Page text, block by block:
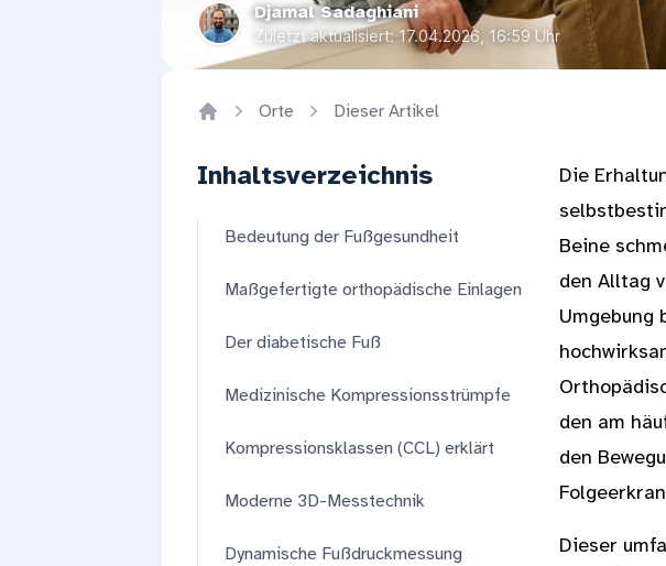
Djamal Sadaghiani
Zuletzt aktualisiert: 17.04.2026, 16:59 Uhr
Orte Dieser Artikel
Inhaltsverzeichnis
Bedeutung der Fußgesundheit
Maßgefertigte orthopädische Einlagen
Der diabetische Fuß
Medizinische Kompressionsstrümpfe
Kompressionsklassen (CCL) erklärt
Moderne 3D-Messtechnik
Dynamische Fußdruckmessung
Die
Beine
den Alltag
Umgebung
den am
den
Dieser